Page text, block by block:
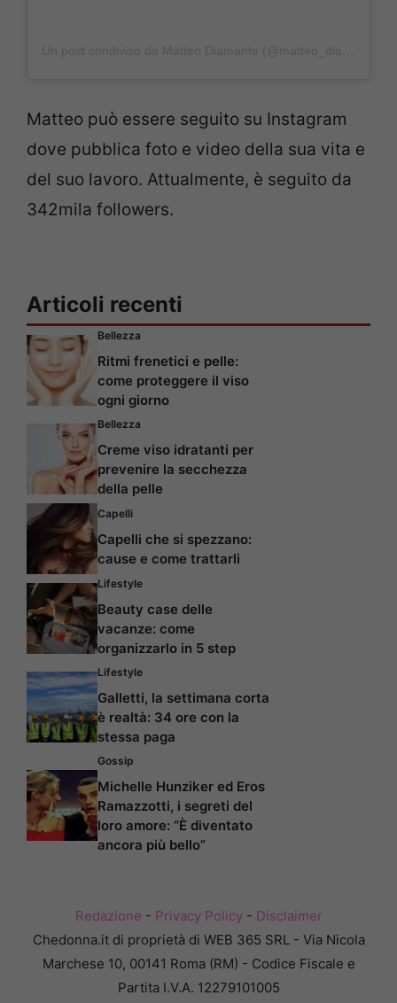
Matteo può essere seguito su Instagram
dove pubblica foto e video della sua vita e
del suo lavoro. Attualmente, è seguito da
342mila followers.
Articoli recenti
Bellezza
Ritmi frenetici e pelle:
come proteggere il viso
ogni giorno
Bellezza
Creme viso idratanti per
prevenire la secchezza
della pelle
Capelli
Capelli che si spezzano:
cause e come trattarli
Lifestyle
Beauty case delle
vacanze: come
organizzarlo in 5 step
Lifestyle
Galletti, la settimana corta
è realtà: 34 ore con la
stessa paga
Gossip
Michelle Hunziker ed Eros
Ramazzotti, i segreti del
loro amore: “È diventato
ancora più bello”
Redazione - Privacy Policy- Disclaimer
Chedonna.it di proprietà di WEB 365 SRL - Via Nicola
Marchese 10, 00141 Roma (RM) - Codice Fiscale e
Partita I.V.A. 12279101005